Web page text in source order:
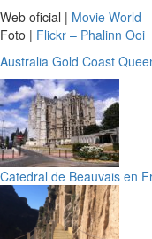
Web oficial | Movie World
Foto | Flickr – Phalinn Ooi
Australia Gold Coast
Catedral de Beauvais en